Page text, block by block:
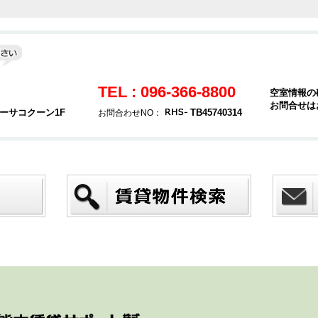
サコクーン1F
TEL : 096-366-8800
お問合わせNO： TB45740314
空室情報
お問合せ